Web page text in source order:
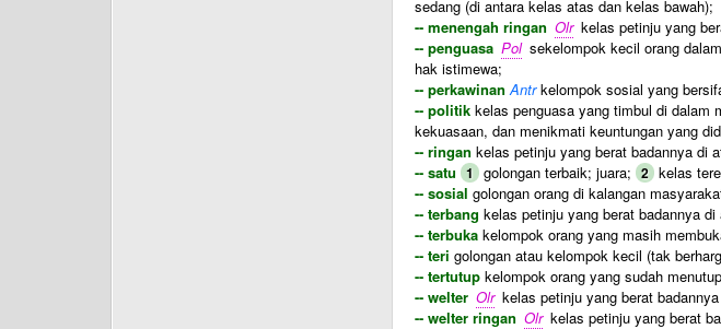
sedang (di antara kelas atas dan kelas bawah);
-- menengah ringan Olr kelas petinju yang
-- penguasa Pol sekelompok kecil orang
hak istimewa;
-- perkawinan Antrkelompok sosial yang
-- politik kelas penguasa yang timbul di dalam
kekuasaan, dan menikmati keuntungan yang
-- ringan kelas petinju yang berat badannya di
-- satu 1 golongan terbaik; juara; 2 kelas
-- sosial golongan orang di kalangan
-- terbang kelas petinju yang berat badannya
-- terbuka kelompok orang yang masih
-- teri golongan atau kelompok kecil (tak
-- tertutup kelompok orang yang sudah
-- welter Olr kelas petinju yang berat
-- welter ringan Olr kelas petinju yang berat